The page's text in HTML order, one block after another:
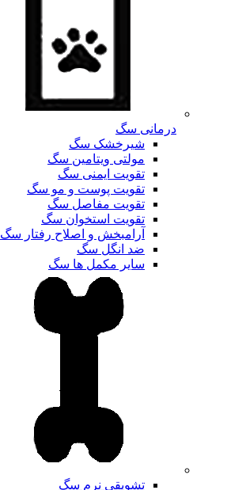
درمانی سگ
شیرخشک سگ
مولتی ویتامین سگ
تقویت ایمنی سگ
تقویت پوست و مو سگ
تقویت مفاصل سگ
تقویت استخوان سگ
آرامبخش و اصلاح رفتار سگ
ضد انگل سگ
سایر مکمل ها سگ
تشویقی نرم سگ